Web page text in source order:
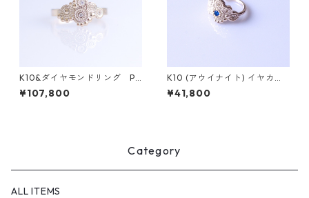
K10&ダイヤモンドリング PL
ANTA（プランタ）
¥107,800
K10 (アウイナイト) イヤカフ
PLANTA（プランタ）
¥41,800
Category
ALL ITEMS